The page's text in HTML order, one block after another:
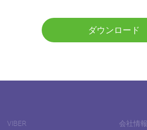
ダウンロード
VIBER 会社情報